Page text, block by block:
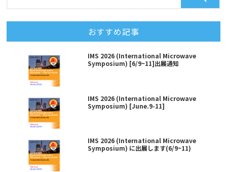
おすすめ記事
IMS 2026 (International Microwave
Symposium) [6/9~11]出展通知
IMS 2026 (International Microwave
Symposium) [June.9-11]
IMS 2026 (International Microwave
Symposium) に出展します(6/9~11)